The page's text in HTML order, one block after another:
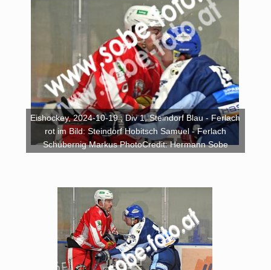
Eishockey, 2024-10-19 ; Div 1, Steindorf Blau - Ferlach
rot im Bild: Steindorf Hobitsch Samuel - Ferlach
Schubernig Markus PhotoCredit: Hermann Sobe